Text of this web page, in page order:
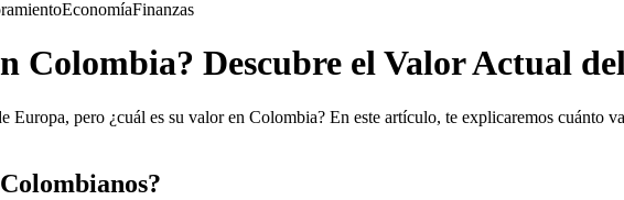
EconomíaFinanzas
Colombia? Descubre el Valor Actual
Europa, pero ¿cuál es su valor en Colombia? En este artículo, te explicaremos cuánto